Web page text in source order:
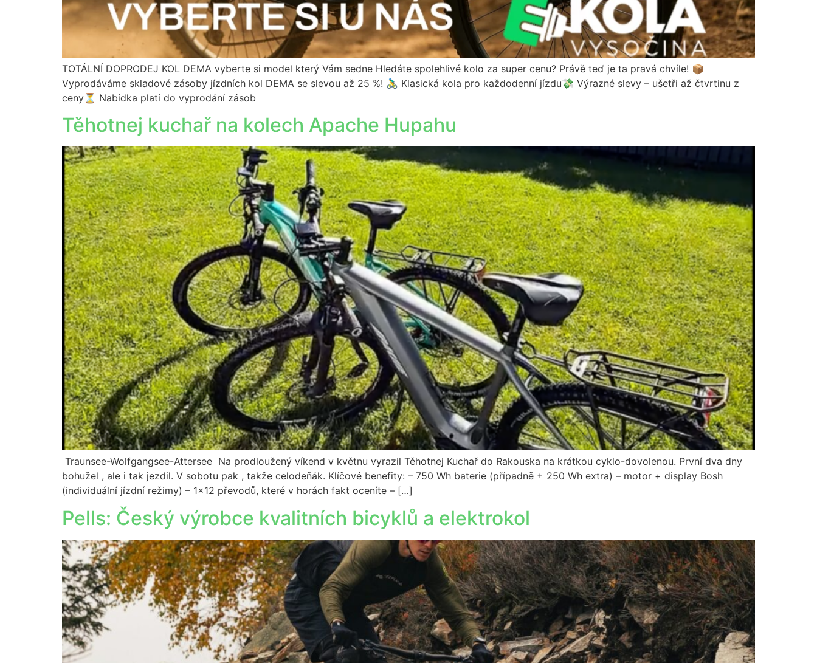
TOTÁLNÍ DOPRODEJ KOL DEMA vyberte si model který Vám sedne Hledáte spolehlivé kolo za super cenu? Právě teď je ta pravá chvíle! 📦
Vyprodáváme skladové zásoby jízdních kol DEMA se slevou až 25 %! 🚴‍♂️ Klasická kola pro každodenní jízdu💸 Výrazné slevy – ušetři až čtvrtinu z
ceny⏳ Nabídka platí do vyprodání zásob
Těhotnej kuchař na kolech Apache Hupahu
Traunsee-Wolfgangsee-Attersee Na prodloužený víkend v květnu vyrazil Těhotnej Kuchař do Rakouska na krátkou cyklo-dovolenou. První dva dny
bohužel , ale i tak jezdil. V sobotu pak , takže celodeňák. Klíčové benefity: – 750 Wh baterie (případně + 250 Wh extra) – motor + display Bosh
(individuální jízdní režimy) – 1×12 převodů, které v horách fakt oceníte – […]
Pells: Český výrobce kvalitních bicyklů a elektrokol